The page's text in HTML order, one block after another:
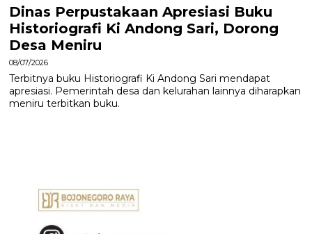
Dinas Perpustakaan Apresiasi Buku
Historiografi Ki Andong Sari, Dorong
Desa Meniru
08/07/2026
Terbitnya buku Historiografi Ki Andong Sari mendapat
apresiasi. Pemerintah desa dan kelurahan lainnya diharapkan
meniru terbitkan buku.